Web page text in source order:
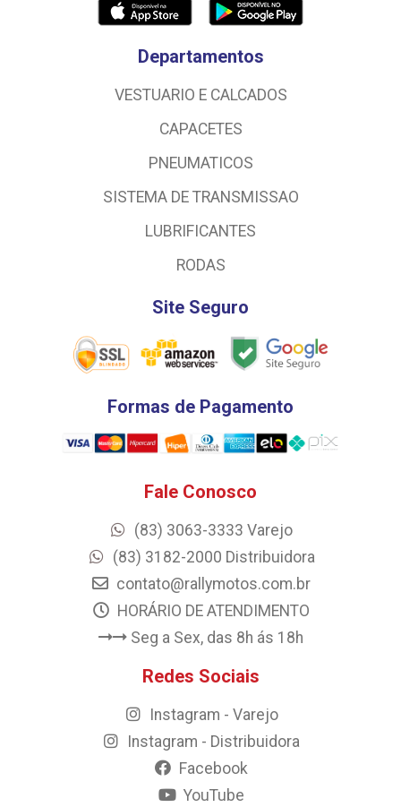
Departamentos
VESTUARIO E CALCADOS
CAPACETES
PNEUMATICOS
SISTEMA DE TRANSMISSAO
LUBRIFICANTES
RODAS
Site Seguro
Formas de Pagamento
Fale Conosco
(83) 3063-3333 Varejo
(83) 3182-2000 Distribuidora
contato@rallymotos.com.br
HORÁRIO DE ATENDIMENTO
Seg a Sex, das 8h ás 18h
Redes Sociais
Instagram - Varejo
Instagram - Distribuidora
Facebook
YouTube